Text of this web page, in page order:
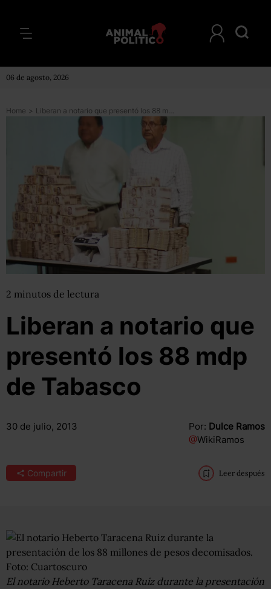
06 de agosto, 2026
Home > Liberan a notario que presentó los 88 mdp de Tabasco
2 minutos de lectura
Liberan a notario que
presentó los 88 mdp
de Tabasco
30 de julio, 2013 Por: Dulce Ramos
@WikiRamos
Compartir Leer después
El notario Heberto Taracena Ruiz durante la presentación